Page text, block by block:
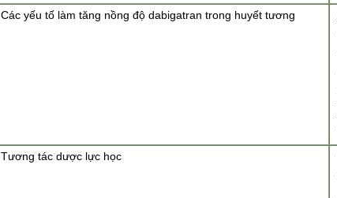
Các yếu tố làm tăng nồng độ dabigatran trong huyết tương
Tương tác dược lực học